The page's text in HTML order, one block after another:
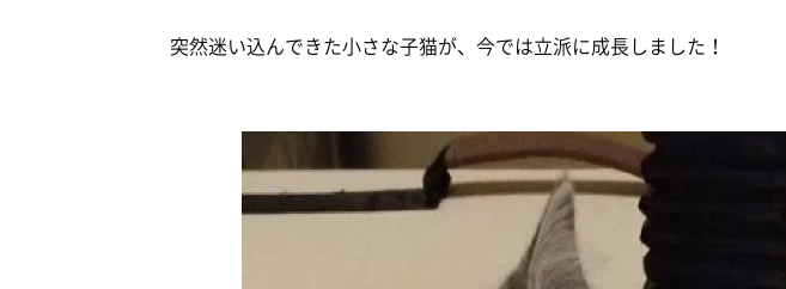
突然迷い込んできた小さな子猫が、今では立派に成長しました！